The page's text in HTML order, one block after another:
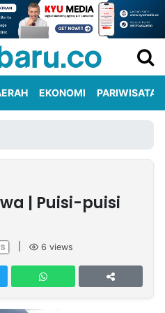
EKONOMI PARIWISATA
| Puisi-puisi
6 views